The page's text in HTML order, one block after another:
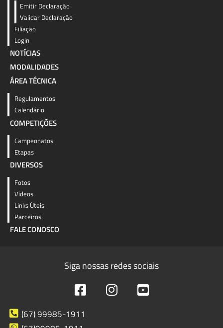
Emitir Declaração
Validar Declaração
Filiação
Login
NOTÍCIAS
MODALIDADES
ÁREA TÉCNICA
Regulamentos
Calendário
COMPETIÇÕES
Campeonatos
Etapas
DIVERSOS
Fotos
Vídeos
Links Úteis
Parceiros
FALE CONOSCO
Siga nossas redes sociais
(67) 99985-1911